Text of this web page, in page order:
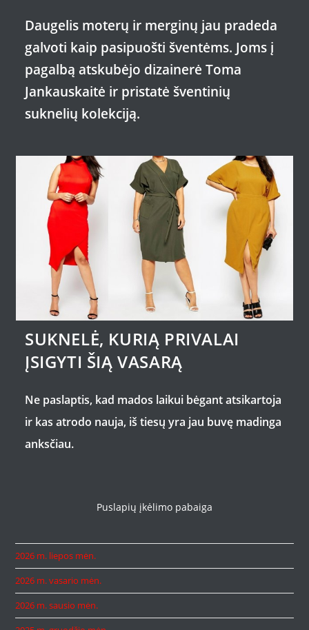
Daugelis moterų ir merginų jau pradeda
galvoti kaip pasipuošti šventėms. Joms į
pagalbą atskubėjo dizainerė Toma
Jankauskaitė ir pristatė šventinių
suknelių kolekciją.
SUKNELĖ, KURIĄ PRIVALAI
ĮSIGYTI ŠIĄ VASARĄ
Ne paslaptis, kad mados laikui bėgant atsikartoja
ir kas atrodo nauja, iš tiesų yra jau buvę madinga
anksčiau.
Puslapių įkėlimo pabaiga
2026 m. liepos mėn.
2026 m. vasario mėn.
2026 m. sausio mėn.